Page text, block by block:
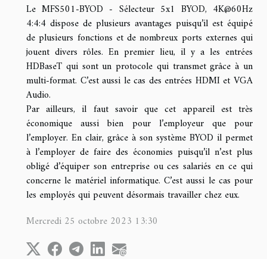
Le MFS501-BYOD - Sélecteur 5x1 BYOD, 4K@60Hz
4:4:4 dispose de plusieurs avantages puisqu’il est équipé
de plusieurs fonctions et de nombreux ports externes qui
jouent divers rôles. En premier lieu, il y a les entrées
HDBaseT qui sont un protocole qui transmet grâce à un
multi-format. C’est aussi le cas des entrées HDMI et VGA
Audio.
Par ailleurs, il faut savoir que cet appareil est très
économique aussi bien pour l’employeur que pour
l’employer. En clair, grâce à son système BYOD il permet
à l’employer de faire des économies puisqu’il n’est plus
obligé d’équiper son entreprise ou ces salariés en ce qui
concerne le matériel informatique. C’est aussi le cas pour
les employés qui peuvent désormais travailler chez eux.
Mercredi 25 octobre 2023 13:30